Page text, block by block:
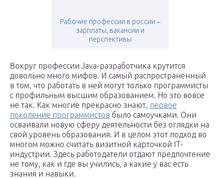
Рабочие профессии в россии ‒
зарплаты, вакансии и
перспективы
Вокруг профессии Java-разработчика крутится
довольно много мифов. И самый распространенный
в том, что работать в ней могут только программисты
с профильным высшим образованием. Но это вовсе
не так. Как многие прекрасно знают, первое
поколение программистов было самоучками. Они
осваивали новую сферу деятельности без оглядки на
свой уровень образования. И в целом этот подход во
многом можно считать визитной карточкой IT-
индустрии. Здесь работодатели отдают предпочтение
не тому, как и где вы учились, а какие у вас есть
знания и навыки.